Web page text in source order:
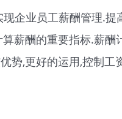
企业员工薪酬管理.
薪酬的重要指标.薪
势,更好的运用,控制工